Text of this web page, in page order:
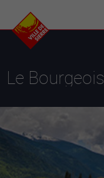
Le Bourgeois